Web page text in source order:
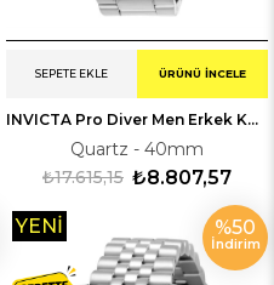
INVICTA Pro Diver Men Erkek Kol Saati 326970
Quartz - 40mm
₺8.807,57
₺17.615,15
SEPETE EKLE ÜRÜNÜ İNCELE
%50
İndirim
YENI